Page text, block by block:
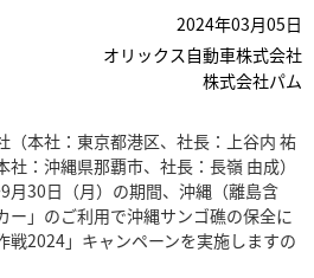
2024年03月05日
オリックス自動車株式会社
株式会社パム
本社：東京都港区、社長：上谷内 祐
：沖縄県那覇市、社長：長嶺 由成）
月30日（月）の期間、沖縄（離島含
ー」のご利用で沖縄サンゴ礁の保全に
戦2024」キャンペーンを実施しますの